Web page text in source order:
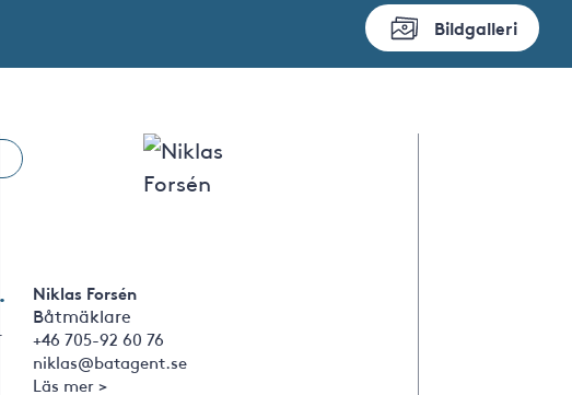
Bildgalleri
Niklas Forsén
Båtmäklare
+46 705-92 60 76
niklas@batagent.se
Läs mer >